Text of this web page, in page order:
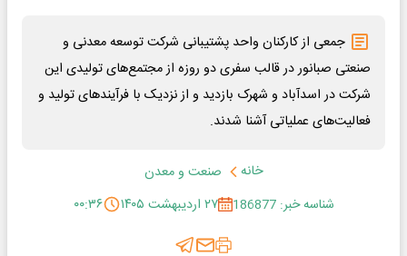
جمعی از کارکنان واحد پشتیبانی شرکت توسعه معدنی و
صنعتی صبانور در قالب سفری دو روزه از مجتمع‌های تولیدی این
شرکت در اسدآباد و شهرک بازدید و از نزدیک با فرآیندهای تولید و
فعالیت‌های عملیاتی آشنا شدند.
خانه
صنعت و معدن
شناسه خبر: 186877
۲۷ اردیبهشت ۱۴۰۵ ۰۰:۳۶